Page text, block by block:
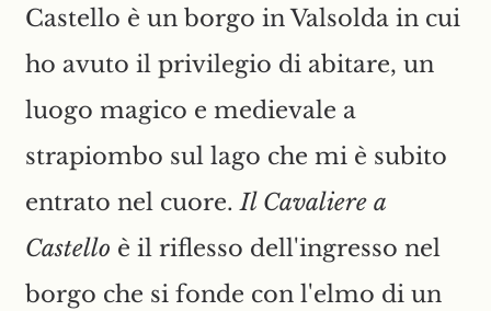
Castello è un borgo in Valsolda in cui
ho avuto il privilegio di abitare, un
luogo magico e medievale a
strapiombo sul lago che mi è subito
entrato nel cuore.Il Cavaliere a
Castello è il riflesso dell'ingresso nel
borgo che si fonde con l'elmo di un